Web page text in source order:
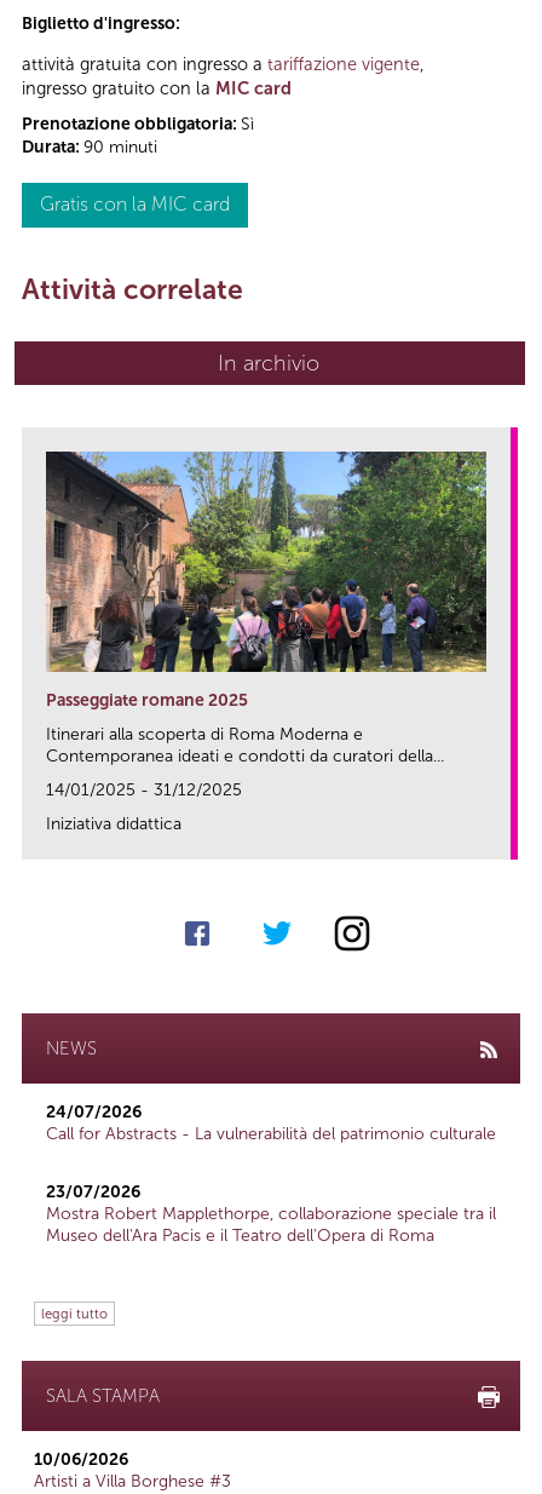
Biglietto d'ingresso:
attività gratuita con ingresso a tariffazione vigente,
ingresso gratuito con la MIC card
Prenotazione obbligatoria: Sì
Durata: 90 minuti
Gratis con la MIC card
Attività correlate
In archivio
Passeggiate romane 2025
Itinerari alla scoperta di Roma Moderna e
Contemporanea ideati e condotti da curatori della...
14/01/2025 - 31/12/2025
Iniziativa didattica
NEWS
24/07/2026
Call for Abstracts - La vulnerabilità del patrimonio culturale
23/07/2026
Mostra Robert Mapplethorpe, collaborazione speciale tra il
Museo dell'Ara Pacis e il Teatro dell'Opera di Roma
leggi tutto
SALA STAMPA
10/06/2026
Artisti a Villa Borghese #3